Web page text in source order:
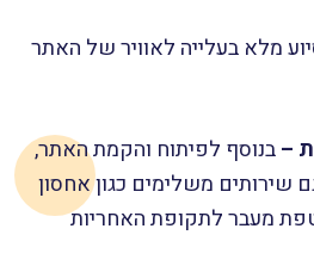
מלא בעלייה לאוויר של האתר
–בנוסף לפיתוח והקמת האתר,
משלימים כגון אחסון
מעבר לתקופת האחריות